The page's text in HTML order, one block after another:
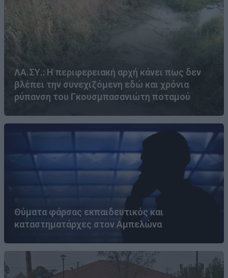
ΛΑ.ΣΥ.: Η περιφερειακή αρχή κάνει πως δεν
βλέπει την συνεχιζόμενη εδώ και χρόνια
ρύπανση του Γκουσμπασανιώτη ποταμού
Θύματα φάρσας εκπαιδευτικός και
καταστηματάρχες στον Αμπελώνα